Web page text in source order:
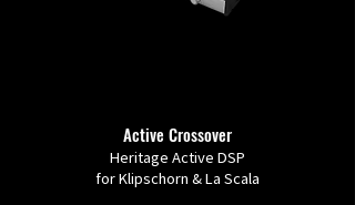
Active Crossover
Heritage Active DSP
for Klipschorn & La Scala